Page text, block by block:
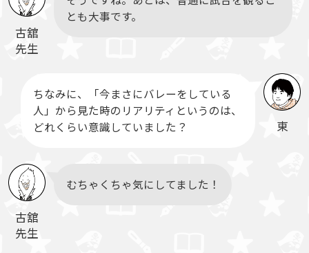
古舘
先生
とも大事です。
東
ちなみに、「今まさにバレーをしている
人」から見た時のリアリティというのは、
どれくらい意識していました？
古舘
先生
むちゃくちゃ気にしてました！